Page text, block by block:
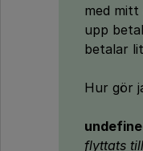
med mitt
upp
betalar
Hur gör
flyttats